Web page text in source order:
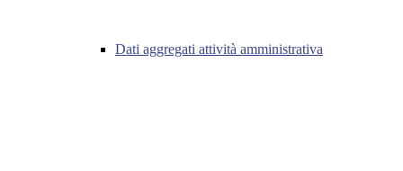
Dati aggregati attività amministrativa